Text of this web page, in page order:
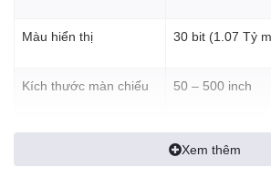
Màu hiển thị 30 bit (1.07 Tỷ
Kích thước màn chiếu 50 – 500 inch
Xem thêm